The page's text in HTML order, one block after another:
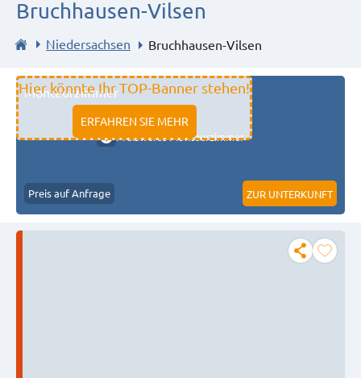
Bruchhausen-Vilsen
Niedersachsen Bruchhausen-Vilsen
Hier könnte Ihr TOP-Banner stehen!
ERFAHREN SIE MEHR
Monteurzimmer
11333 fulda
Preiswerte Monteurzimmer
Preis auf Anfrage ZUR UNTERKUNFT